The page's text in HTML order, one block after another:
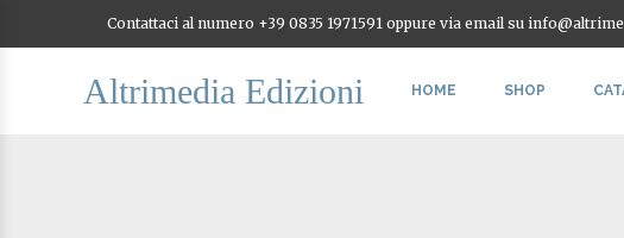
Contattaci al numero +39 0835 1971591 oppure via email su
Altrimedia Edizioni HOME SHOP